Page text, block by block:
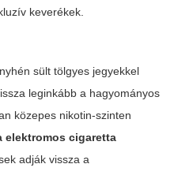
keverékek.
sült tölgyes jegyekkel
leginkább a hagyományos
közepes nikotin-szinten
elektromos cigaretta
adják vissza a